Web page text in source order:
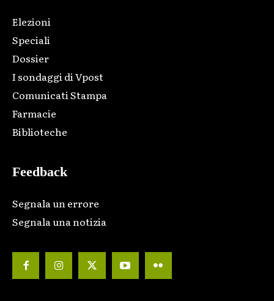
Elezioni
Speciali
Dossier
I sondaggi di Vpost
Comunicati Stampa
Farmacie
Biblioteche
Feedback
Segnala un errore
Segnala una notizia